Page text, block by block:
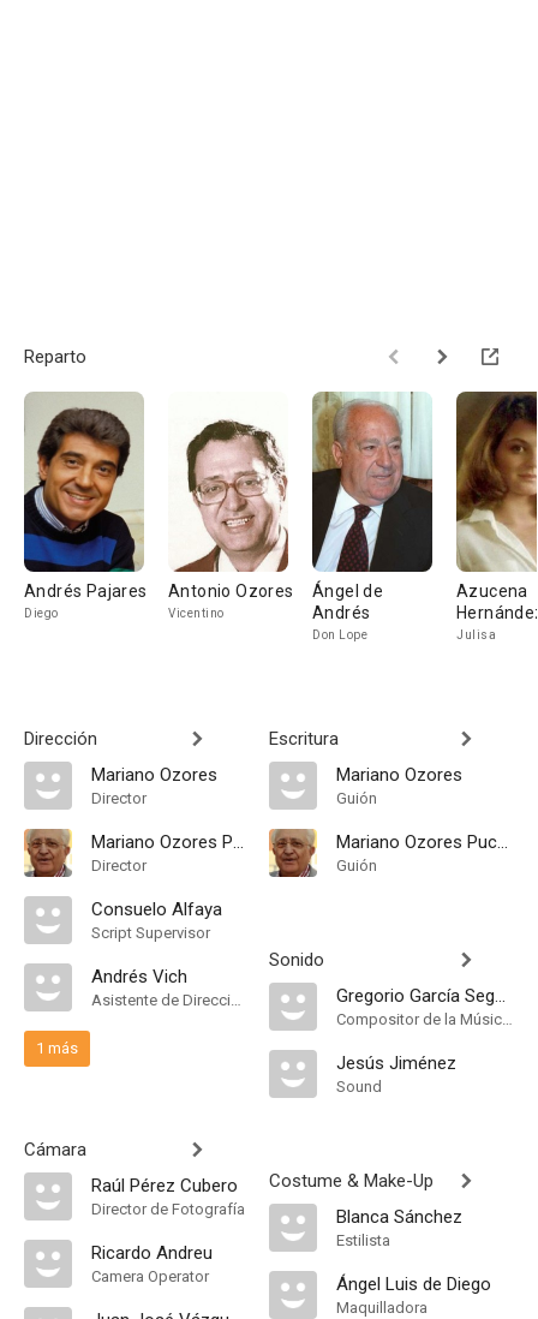
Reparto
Andrés Pajares
Diego
Antonio Ozores
Vicentino
Ángel de
Andrés
Don Lope
Azucena
Julisa
Dirección
Mariano Ozores
Director
Mariano Ozores Puchol
Director
Consuelo Alfaya
Script Supervisor
Andrés Vich
Asistente de Dirección
1 más
Cámara
Raúl Pérez Cubero
Director de Fotografía
Ricardo Andreu
Camera Operator
Escritura
Mariano Ozores
Guión
Mariano Ozores Puchol
Guión
Sonido
Gregorio García Segura
Compositor de la Música Original, Música
Jesús Jiménez
Sound
Costume & Make-Up
Blanca Sánchez
Estilista
Ángel Luis de Diego
Maquilladora